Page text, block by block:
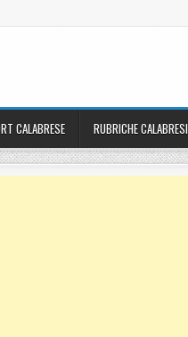
CALABRESE RUBRICHE CALABRESI